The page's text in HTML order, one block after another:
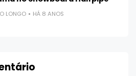
LONGO HÁ 8 ANOS